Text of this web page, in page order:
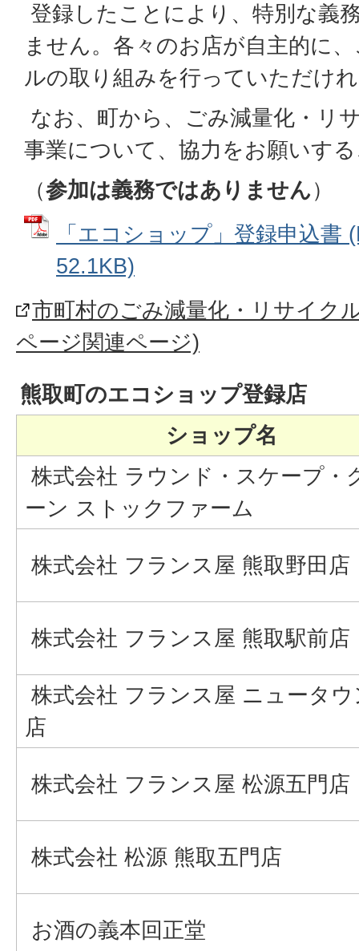
登録したことにより、特別な義
ません。各々のお店が自主的に
ルの取り組みを行っていただけ
なお、町から、ごみ減量化・リ
事業について、協力をお願いす
（参加は義務ではありません）
「エコショップ」登録申込書
52.1KB)
市町村のごみ減量化・リサイク
ページ関連ページ)
熊取町のエコショップ登録店
ショップ名
株式会社 ラウンド・スケープ・
ーン ストックファーム
株式会社 フランス屋 熊取野田店
株式会社 フランス屋 熊取駅前店
株式会社 フランス屋 ニュータウ
店
株式会社 フランス屋 松源五門店
株式会社 松源 熊取五門店
お酒の義本回正堂